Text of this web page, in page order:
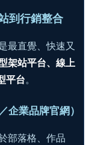
到行銷整合
最直覺、快速又
架站平台、線上
平台。
企業品牌官網）
部落格、作品